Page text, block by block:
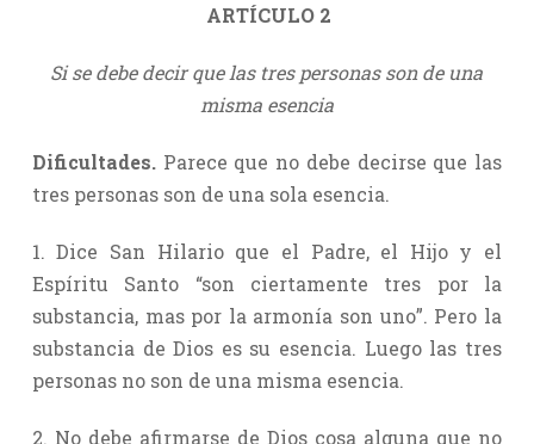
ARTÍCULO 2
Si se debe decir que las tres personas son de una
misma esencia
Dificultades.Parece que no debe decirse que las
tres personas son de una sola esencia.
1. Dice San Hilario que el Padre, el Hijo y el
Espíritu Santo “son ciertamente tres por la
substancia, mas por la armonía son uno”. Pero la
substancia de Dios es su esencia. Luego las tres
personas no son de una misma esencia.
2. No debe afirmarse de Dios cosa alguna que no